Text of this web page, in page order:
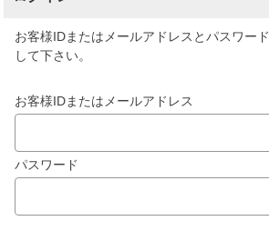
お客様IDまたはメールアドレス とパスワード
して下さい。
お客様IDまたはメールアドレス
パスワード